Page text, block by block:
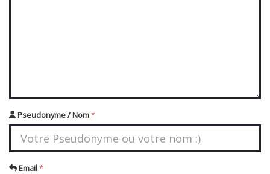
Pseudonyme / Nom*
Email*